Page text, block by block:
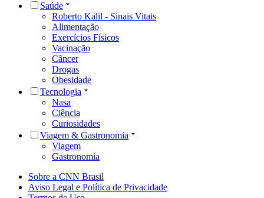
Saúde
Roberto Kalil - Sinais Vitais
Alimentação
Exercícios Físicos
Vacinação
Câncer
Drogas
Obesidade
Tecnologia
Nasa
Ciência
Curiosidades
Viagem & Gastronomia
Viagem
Gastronomia
Sobre a CNN Brasil
Aviso Legal e Política de Privacidade